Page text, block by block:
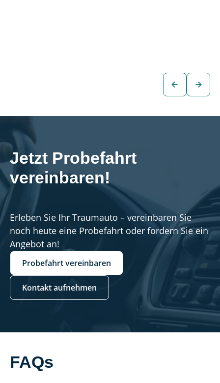
zum
Fahrzeug
Jetzt Probefahrt
vereinbaren!
Erleben Sie Ihr Traumauto – vereinbaren Sie
noch heute eine Probefahrt oder fordern Sie ein
Angebot an!
Probefahrt vereinbaren
Kontakt aufnehmen
FAQs